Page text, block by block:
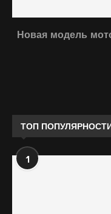
Новая модель
ТОП
1